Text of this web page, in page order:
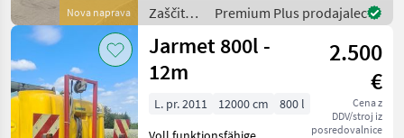
Nova naprava
+halbautomatische
Deichsel
Zaščita
rastlin /
Unia
Premium Plus prodajalec
Jarmet 800l -
12m
2.500
€
Cena z
DDV/stroj iz
posredovalnice
L. pr. 2011 12000 cm
800 l